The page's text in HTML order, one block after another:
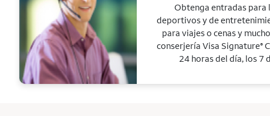
Obtenga entradas para
deportivos y de
para viajes o cenas y
conserjería Visa Signature®
24 horas del día, los 7